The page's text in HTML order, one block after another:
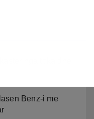
Benz-i me